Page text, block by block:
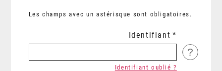
Les champs avec un astérisque sont obligatoires.
Identifiant
?
Identifiant oublié ?